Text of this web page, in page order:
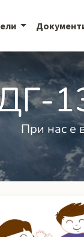
При нас е